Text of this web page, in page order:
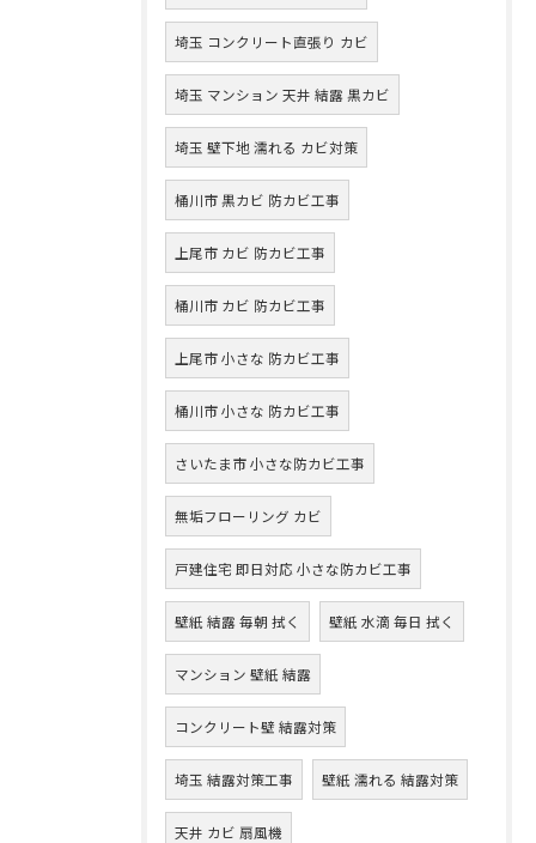
埼玉 コンクリート直張り カビ
埼玉 マンション 天井 結露 黒カビ
埼玉 壁下地 濡れる カビ対策
桶川市 黒カビ 防カビ工事
上尾市 カビ 防カビ工事
桶川市 カビ 防カビ工事
上尾市 小さな 防カビ工事
桶川市 小さな 防カビ工事
さいたま市 小さな防カビ工事
無垢フローリング カビ
戸建住宅 即日対応 小さな防カビ工事
壁紙 結露 毎朝 拭く 壁紙 水滴 毎日 拭く
マンション 壁紙 結露
コンクリート壁 結露対策
埼玉 結露対策工事 壁紙 濡れる 結露対策
天井 カビ 扇風機